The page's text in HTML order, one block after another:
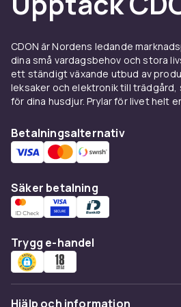
storpocketvara ett bra
Med ett växande utbud av
skönlitteratur hos CDON
nästa bok, oavsett om du
eller nya bästsäljare.
CDON är Nordens ledande
dina små vardagsbehov och stora
ett ständigt växande utbud av
leksaker och elektronik till
för dina husdjur. Prylar för livet helt
Betalningsalternativ
Säker betalning
Trygg e-handel
Hjälp och information